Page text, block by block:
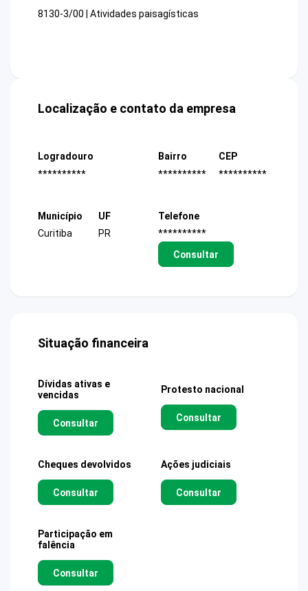
8130-3/00 | Atividades paisagísticas
Localização e contato da empresa
Logradouro
**********
Bairro
**********
CEP
**********
Município
Curitiba
UF
PR
Telefone
**********
Consultar
Situação financeira
Dívidas ativas e
vencidas
Consultar
Protesto nacional
Consultar
Cheques devolvidos
Consultar
Ações judiciais
Consultar
Participação em
falência
Consultar